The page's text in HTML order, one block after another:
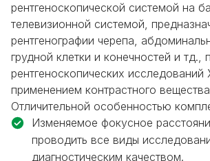
рентгеноскопической системой на
телевизионной системой,
рентгенографии черепа,
грудной клетки и конечностей и тд.,
рентгеноскопических
применением контрастного
Отличительной особенностью
Изменяемое фокусное
проводить все виды
диагностическим качеством.